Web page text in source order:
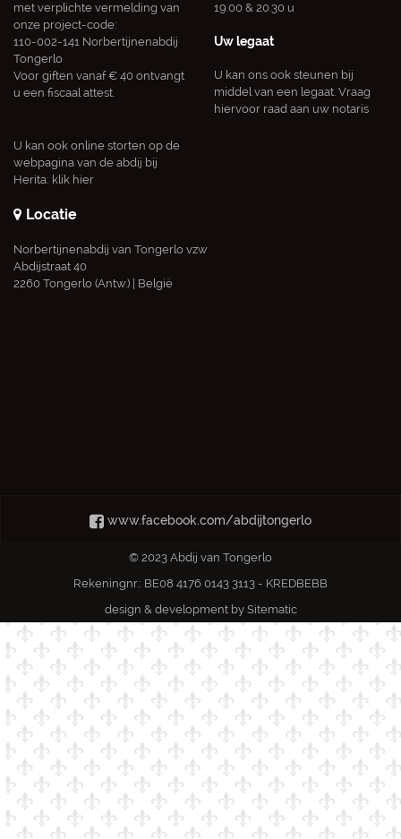
met verplichte vermelding van
onze project-code:
110-002-141 Norbertijnenabdij
Tongerlo
Voor giften vanaf € 40 ontvangt
u een fiscaal attest.
U kan ook online storten op de
webpagina van de abdij bij
Herita: klik hier
19.00 & 20.30 u
Uw legaat
U kan ons ook steunen bij
middel van een legaat. Vraag
hiervoor raad aan uw notaris
Locatie
Norbertijnenabdij van Tongerlo vzw
Abdijstraat 40
2260 Tongerlo (Antw.) | België
www.facebook.com/abdijtongerlo
© 2023 Abdij van Tongerlo
Rekeningnr.: BE08 4176 0143 3113 - KREDBEBB
design & development by Sitematic